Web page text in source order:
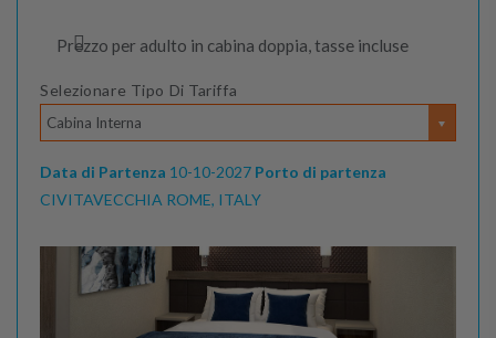
Prezzo per adulto in cabina doppia, tasse incluse
Selezionare Tipo Di Tariffa
Cabina Interna
Data di Partenza 10-10-2027 Porto di partenza
CIVITAVECCHIA ROME, ITALY